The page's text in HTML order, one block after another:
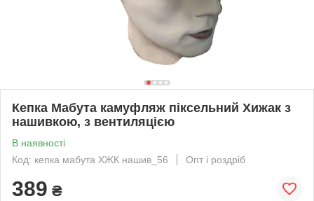
Кепка Мабута камуфляж піксельний Хижак з
нашивкою, з вентиляцією
В наявності
Код: кепка мабута ХЖК нашив_56
Опт і роздріб
389 ₴